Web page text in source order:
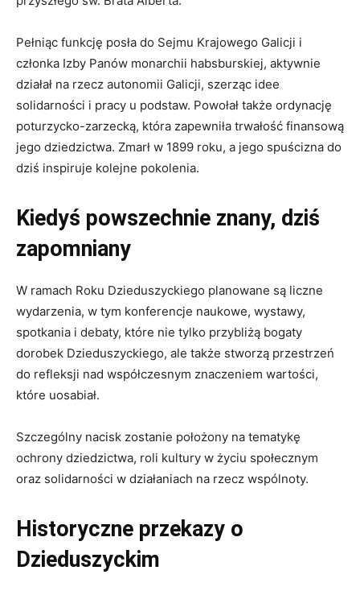
Pełniąc funkcję posła do Sejmu Krajowego Galicji i
członka Izby Panów monarchii habsburskiej, aktywnie
działał na rzecz autonomii Galicji, szerząc idee
solidarności i pracy u podstaw. Powołał także ordynację
poturzycko-zarzecką, która zapewniła trwałość finansową
jego dziedzictwa. Zmarł w 1899 roku, a jego spuścizna do
dziś inspiruje kolejne pokolenia.
Kiedyś powszechnie znany, dziś
zapomniany
W ramach Roku Dzieduszyckiego planowane są liczne
wydarzenia, w tym konferencje naukowe, wystawy,
spotkania i debaty, które nie tylko przybliżą bogaty
dorobek Dzieduszyckiego, ale także stworzą przestrzeń
do refleksji nad współczesnym znaczeniem wartości,
które uosabiał.
Szczególny nacisk zostanie położony na tematykę
ochrony dziedzictwa, roli kultury w życiu społecznym
oraz solidarności w działaniach na rzecz wspólnoty.
Historyczne przekazy o
Dzieduszyckim